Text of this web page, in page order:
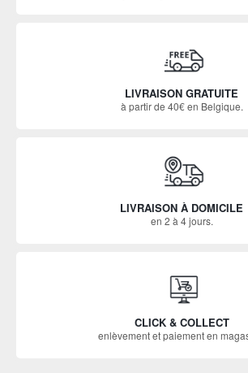
LIVRAISON GRATUITE
à partir de 40€ en Belgique.
LIVRAISON À DOMICILE
en 2 à 4 jours.
CLICK & COLLECT
enlèvement et paiement en